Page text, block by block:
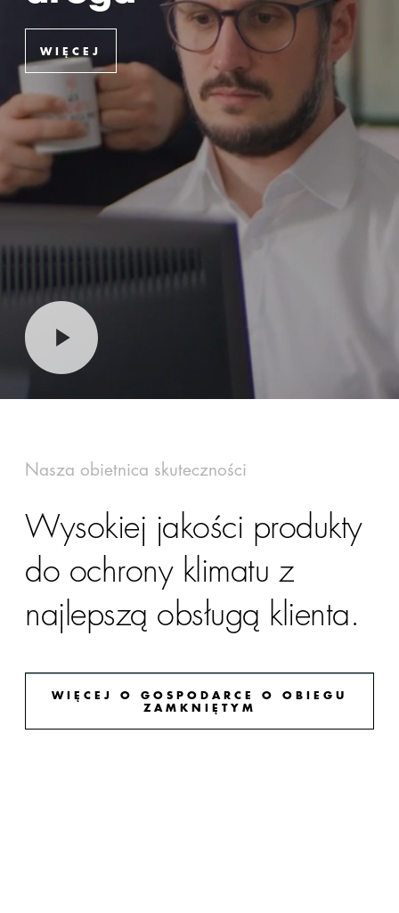
PU
Wełna
skalna
Akcesoria
WIĘCEJ
Nasza obietnica skuteczności
Wysokiej jakości produkty
do ochrony klimatu z
najlepszą obsługą klienta.
WIĘCEJ O GOSPODARCE O OBIEGU
ZAMKNIĘTYM